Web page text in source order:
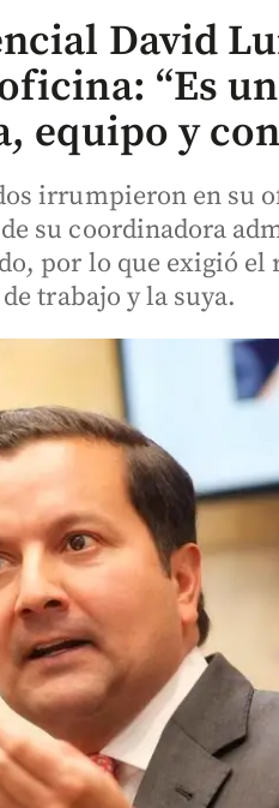
David
“Es
equipo y
irrumpieron en su
su coordinadora
por lo que exigió
trabajo y la suya.